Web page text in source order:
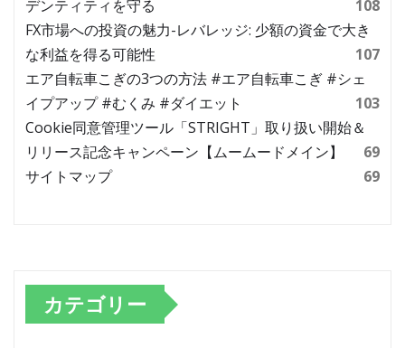
デンティティを守る
108
FX市場への投資の魅力-レバレッジ: 少額の資金で大き
な利益を得る可能性
107
エア自転車こぎの3つの方法 #エア自転車こぎ #シェ
イプアップ #むくみ #ダイエット
103
Cookie同意管理ツール「STRIGHT」取り扱い開始＆
リリース記念キャンペーン【ムームードメイン】
69
サイトマップ
69
カテゴリー